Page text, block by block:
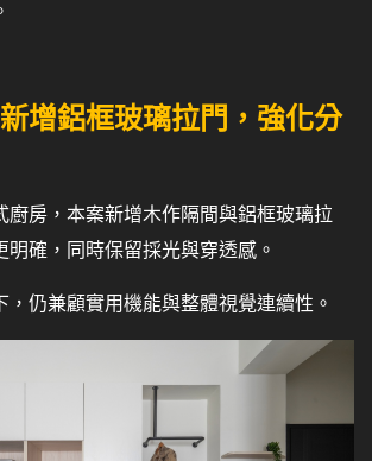
增鋁框玻璃拉門，強化分
廚房，本案新增木作隔間與鋁框玻璃拉
明確，同時保留採光與穿透感。
，仍兼顧實用機能與整體視覺連續性。